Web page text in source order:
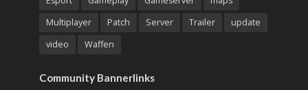
Multiplayer
Patch Server Trailer
update
video
Waffen
Community Bannerlinks